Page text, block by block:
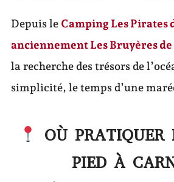
Depuis le Camping Les Pirates
anciennement Les Bruyères
la recherche des trésors de
simplicité, le temps d’une
OÙ PRATIQUER
PIED À